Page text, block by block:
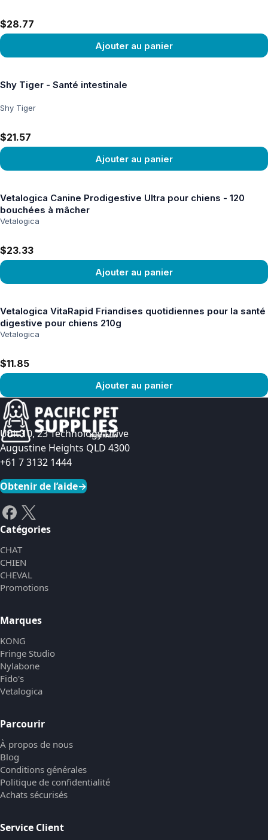
$28.77
Ajouter au panier
Shy Tiger - Santé intestinale
Shy Tiger
$21.57
Ajouter au panier
Vetalogica Canine Prodigestive Ultra pour chiens - 120
bouchées à mâcher
Vetalogica
$23.33
Ajouter au panier
Vetalogica VitaRapid Friandises quotidiennes pour la santé
digestive pour chiens 210g
Vetalogica
$11.85
Ajouter au panier
Voir le produit
Unit 10, 23 Technology Drive
Augustine Heights QLD 4300
+61 7 3132 1444
Obtenir de l’aide→
Catégories
CHAT
CHIEN
CHEVAL
Promotions
Marques
KONG
Fringe Studio
Nylabone
Fido's
Vetalogica
Parcourir
À propos de nous
Blog
Conditions générales
Politique de confidentialité
Achats sécurisés
Service Client